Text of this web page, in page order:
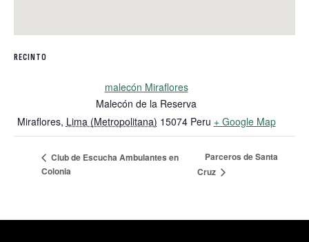
RECINTO
malecón Miraflores
Malecón de la Reserva
Miraflores, Lima (Metropolitana) 15074 Peru + Google Map
Club de Escucha Ambulantes en
Colonia
Parceros de Santa
Cruz